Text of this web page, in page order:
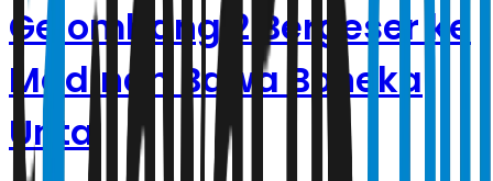
Gelombang 2 Bergeser ke
Madinah Bawa Boneka
Unta